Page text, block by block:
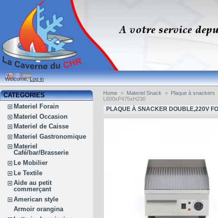
Welcome,Log in
CATEGORIES
Materiel Forain
Materiel Occasion
Materiel de Caisse
Materiel Gastronomique
Materiel
Café/bar/Brasserie
Le Mobilier
Le Textile
Aide au petit
commerçant
American style
Armoir orangina
Home > Materiel Snack >
Plaque à snackers
L600xP475xH230
PLAQUE À SNACKER DOUBLE,220V